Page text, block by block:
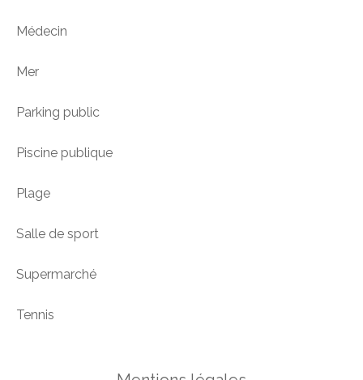
Médecin
Mer
Parking public
Piscine publique
Plage
Salle de sport
Supermarché
Tennis